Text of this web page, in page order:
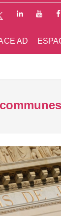
AD